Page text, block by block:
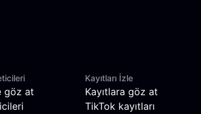
göz at
Kayıtları İzle
Kayıtlara göz at
TikTok kayıtları